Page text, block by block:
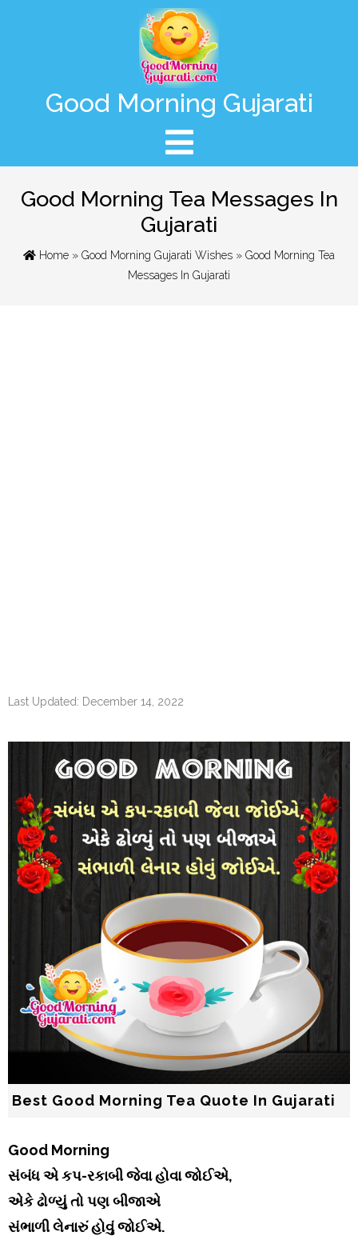
Good Morning Gujarati
Good Morning Tea Messages In
Gujarati
Home » Good Morning Gujarati Wishes » Good Morning Tea
Messages In Gujarati
Last Updated: December 14, 2022
Best Good Morning Tea Quote In Gujarati
Good Morning
સંબંધ એ કપ-રકાબી જેવા હોવા જોઈએ,
એકે ઢોળ્યું તો પણ બીજાએ
સંભાળી લેનારું હોવું જોઈએ.